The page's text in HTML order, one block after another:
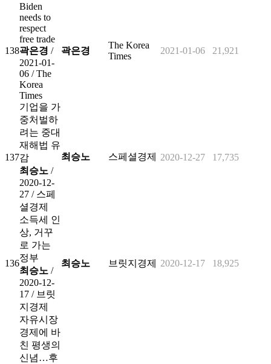
138
Biden
needs to
respect
free trade
곽은경 /
2021-01-
06 /The
Korea
Times
곽은경
The Korea
Times
2021-01-06 21,921
137
기업을 가
중처벌하
려는 중대
재해법 유
감
최승노 /
2020-12-
27 / 스페
셜경제
최승노 스페셜경제 2020-12-27 17,735
136
소득세 인
상, 거꾸
로 가는
정부
최승노 /
2020-12-
17 / 브릿
지경제
최승노 브릿지경제 2020-12-17 18,925
자유시장
경제에 바
친 평생의
신념…후